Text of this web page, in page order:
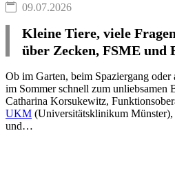
09.07.2026
Kleine Tiere, viele
über Zecken, FSME und
Ob im Garten, beim Spaziergang
im Sommer schnell zum unliebsamen
Catharina Korsukewitz,
UKM (Universitätsklinikum
und…